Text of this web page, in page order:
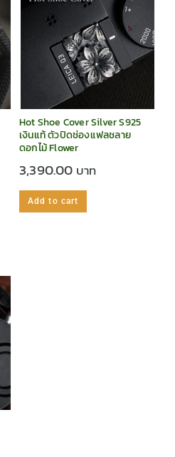
Hot Shoe Cover Silver S925
เงินแท้ ตัวปิดช่องแฟลชลาย
ดอกไม้ Flower
3,390.00
Add to cart